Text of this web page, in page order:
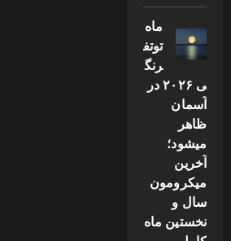
ماه
توتف
رنگ
ی ۲۰۲۶ در
آسمان
ظاهر
میشود؛
آخرین
میکرومون
سال و
نخستین ماه